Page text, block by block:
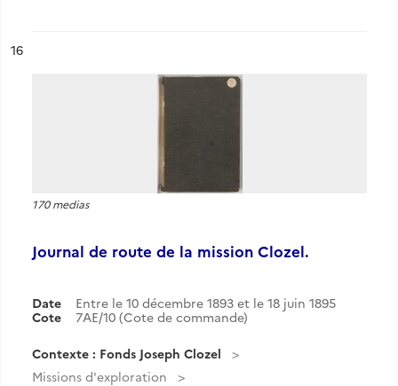
n°
16
170 medias
Journal de route de la mission Clozel.
Date
Entre le 10 décembre 1893 et le 18 juin 1895
Cote
7AE/10 (Cote de commande)
Contexte : Fonds Joseph Clozel
Missions d'exploration